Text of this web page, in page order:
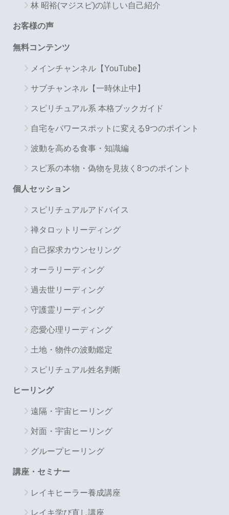
林 昭裕(マジスピ)の詳しい自己紹介
お客様の声
無料コンテンツ
メインチャンネル【YouTube】
サブチャンネル【一時休止中】
スピリチュアル系 本格ブックガイド
自宅をパワースポットに変える9つのポイント
波動を高める食事・知識編
スピ系の本物・偽物を見抜く8つのポイント
個人セッション
スピリチュアルアドバイス
禅タロットリーディング
自己探求カウンセリング
オーラリーディング
過去世リーディング
守護霊リーディング
恋愛心理リーディング
土地・物件の波動鑑定
スピリチュアル姓名判断
ヒーリング
遠隔・宇宙ヒーリング
対面・宇宙ヒーリング
グループヒーリング
講座・セミナー
レイキヒーラー養成講座
レイキ学び直し講座